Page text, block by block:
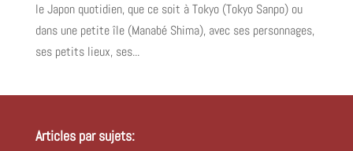
le Japon quotidien, que ce soit à Tokyo (Tokyo Sanpo) ou
dans une petite île (Manabé Shima), avec ses personnages,
ses petits lieux, ses...
Articles par sujets: